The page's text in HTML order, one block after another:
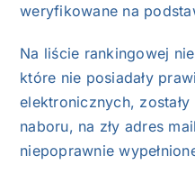
weryfikowane na
Na liście rankingowej
które nie posiadały
elektronicznych, zostały
naboru, na zły adres
niepoprawnie